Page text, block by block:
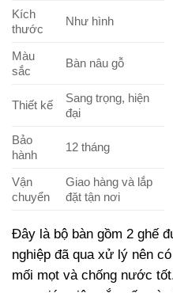
Kích
thước
Như hình
Màu
sắc
Bàn nâu gỗ
Thiết kế
Sang trọng, hiện
đại
Bảo
hành
12 tháng
Vận
chuyển
Giao hàng và lắp
đặt tận nơi
Đây là bộ bàn gồm 2 ghế
nghiệp đã qua xử lý nên
mối mọt và chống nước